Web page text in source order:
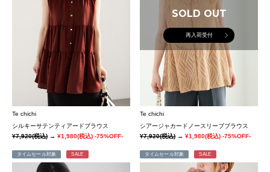
Te chichi
シルキーサテンティアードブラウス
¥7,920(税込) → ¥1,980(税込) -75%OFF-
SOLD OUT
再入荷受付
Te chichi
シアージャカードノースリーブブラウス
¥7,920(税込)→¥1,980(税込) -75%OFF-
タイムセール対象 SALE タイムセール対象 SALE